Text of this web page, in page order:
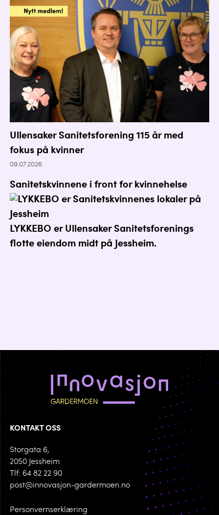
Ullensaker Sanitetsforening 115 år med
fokus på kvinner
09.07.2026
Sanitetskvinnene i front for kvinnehelse
LYKKEBO er Ullensaker Sanitetsforenings
flotte eiendom midt på Jessheim.
KONTAKT OSS
Storgata 6,
2050 Jessheim
Tlf: 64 82 22 90
post@innovasjon-gardermoen.no
Personvernserklæring